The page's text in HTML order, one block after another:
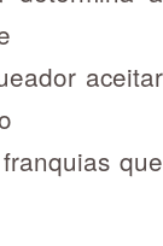
aceitar
que